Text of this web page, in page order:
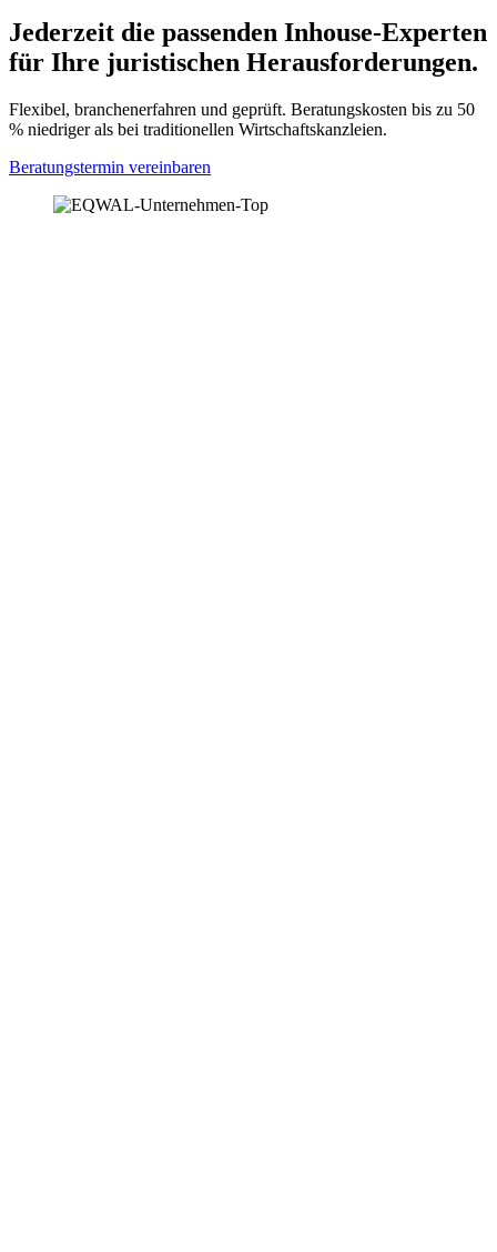
Jederzeit die passenden Inhouse-Experten
für Ihre juristischen Herausforderungen.
Flexibel, branchenerfahren und geprüft. Beratungskosten bis zu 50
% niedriger als bei traditionellen Wirtschaftskanzleien.
Beratungstermin vereinbaren